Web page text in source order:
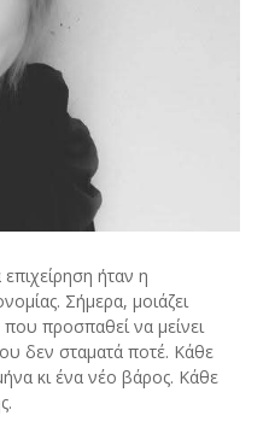
ήταν η
Σήμερα, μοιάζει
προσπαθεί να μείνει
δεν σταματά ποτέ. Κάθε
κι ένα νέο βάρος. Κάθε